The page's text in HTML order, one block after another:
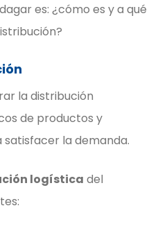
es: ¿cómo es y a qué
la distribución
de productos y
la demanda.
logística del